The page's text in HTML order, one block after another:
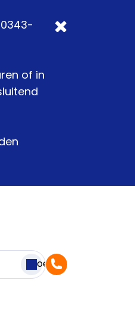
of in
Zoeken